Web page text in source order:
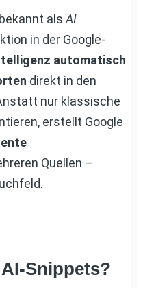
alsAI
in der Google-
automatisch
direkt in den
nur klassische
erstellt Google
Quellen –
Snippets?